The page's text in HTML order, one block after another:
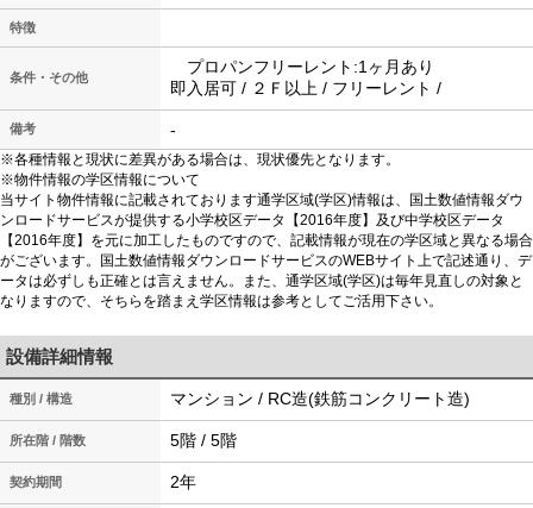
特徴
条件・その他
プロパンフリーレント:1ヶ月あり
即入居可 / ２Ｆ以上 / フリーレント /
備考 -
※各種情報と現状に差異がある場合は、現状優先となります。
※物件情報の学区情報について
当サイト物件情報に記載されております通学区域(学区)情報は、国土数値情報ダウ
ンロードサービスが提供する小学校区データ【2016年度】及び中学校区データ
【2016年度】を元に加工したものですので、記載情報が現在の学区域と異なる場合
がございます。国土数値情報ダウンロードサービスのWEBサイト上で記述通り、デ
ータは必ずしも正確とは言えません。また、通学区域(学区)は毎年見直しの対象と
なりますので、そちらを踏まえ学区情報は参考としてご活用下さい。
設備詳細情報
種別 / 構造 マンション / RC造(鉄筋コンクリート造)
所在階 / 階数 5階 / 5階
契約期間 2年